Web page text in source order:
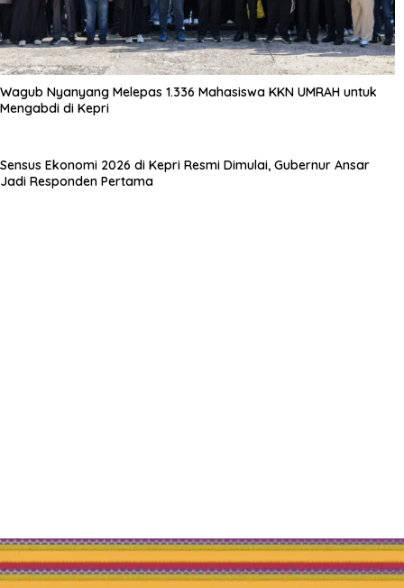
Wagub Nyanyang Melepas 1.336 Mahasiswa KKN UMRAH untuk
Mengabdi di Kepri
Sensus Ekonomi 2026 di Kepri Resmi Dimulai, Gubernur Ansar
Jadi Responden Pertama